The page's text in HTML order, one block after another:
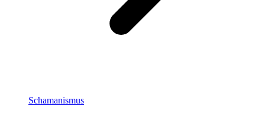
Schamanismus